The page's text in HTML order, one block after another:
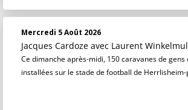
Mercredi 5 Août 2026
Jacques Cardoze avec Laurent
Ce dimanche après-midi, 150 caravanes de gens
installées sur le stade de football de